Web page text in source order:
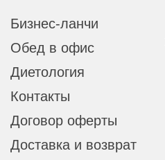
Бизнес-ланчи
Обед в офис
Диетология
Контакты
Договор оферты
Доставка и возврат